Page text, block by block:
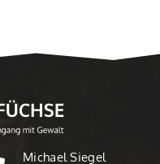
Michael Siegel